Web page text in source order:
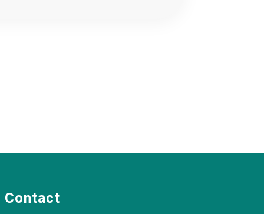
Contact